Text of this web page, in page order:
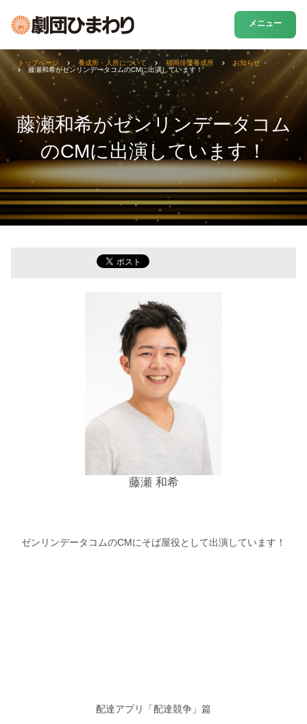
メニュー
藤瀬和希がゼンリンデータコム
のCMに出演しています！
トップページ 養成所・入所について 福岡俳優養成所
お知らせ
藤瀬和希がゼンリンデータコムのCMに出演しています！
藤瀬 和希
ゼンリンデータコムのCMにそば屋役として出演しています！
配達アプリ「配達競争」篇